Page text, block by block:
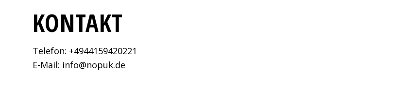
KONTAKT
Telefon: +4944159420221
E-Mail: info@nopuk.de